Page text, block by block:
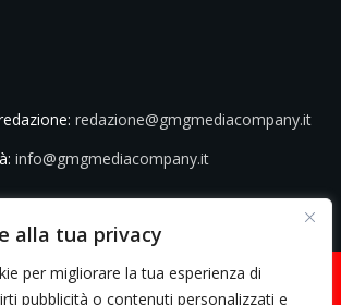
alla tua privacy
per migliorare la tua esperienza di
pubblicità o contenuti personalizzati e
redazione@gmgmediacompany.it
info@gmgmediacompany.it